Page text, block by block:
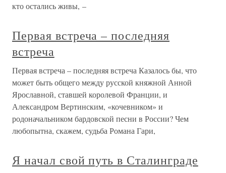
кто остались живы, –
Первая встреча – последняя
встреча
Первая встреча – последняя встреча Казалось бы, что
может быть общего между русской княжной Анной
Ярославной, ставшей королевой Франции, и
Александром Вертинским, «кочевником» и
родоначальником бардовской песни в России? Чем
любопытна, скажем, судьба Романа Гари,
Я начал свой путь в Сталинграде